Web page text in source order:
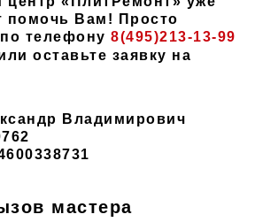
помочь Вам! Просто
телефону 8(495)213-13-99
оставьте заявку на
Владимирович
мастера